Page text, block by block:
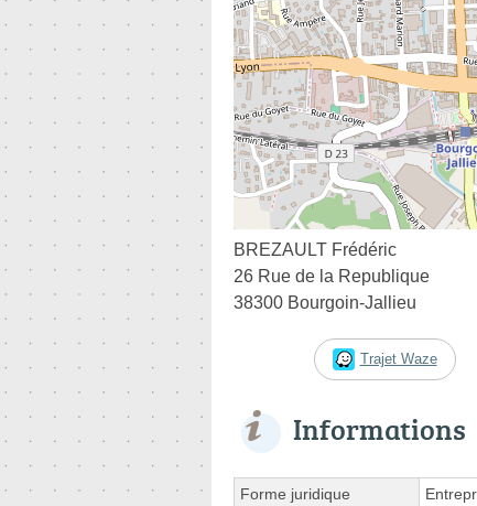
BREZAULT Frédéric
26 Rue de la Republique
38300 Bourgoin-Jallieu
Trajet Waze
Informations
Forme juridique